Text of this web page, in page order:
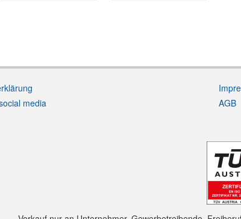
media
AGB